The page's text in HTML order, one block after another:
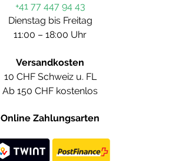
+41 77 447 94 43
Dienstag bis Freitag
11:00 – 18:00 Uhr
Versandkosten
10 CHF Schweiz u. FL
Ab 150 CHF kostenlos
Online Zahlungsarten